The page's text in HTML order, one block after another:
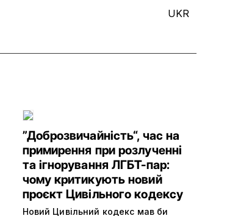
UKR
”Доброзвичайність“, час на
примирення при розлученні
та ігнорування ЛГБТ-пар:
чому критикують новий
проєкт Цивільного кодексу
Новий Цивільний кодекс мав би